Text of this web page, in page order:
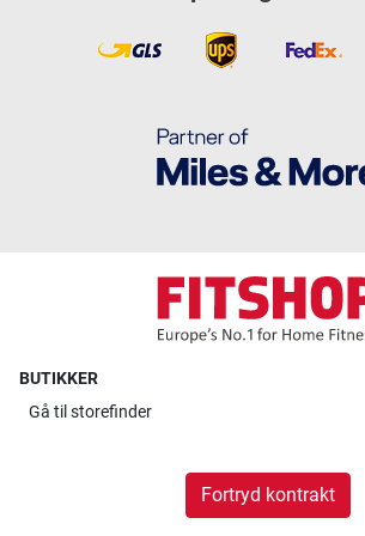
BUTIKKER
Gå tilstorefinder
Fortryd kontrakt